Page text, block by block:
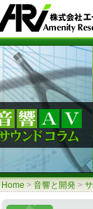
Home > 音響と開発 >